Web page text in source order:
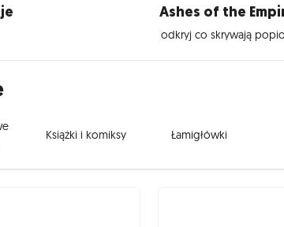
Ashes of the
odkryj co skrywają
Książki i komiksy Łamigłówki